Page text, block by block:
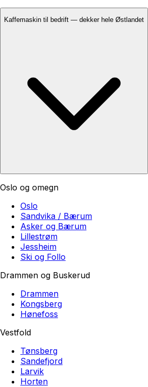
Kaffemaskin til bedrift — dekker hele Østlandet
Oslo og omegn
Oslo
Sandvika / Bærum
Asker og Bærum
Lillestrøm
Jessheim
Ski og Follo
Drammen og Buskerud
Drammen
Kongsberg
Hønefoss
Vestfold
Tønsberg
Sandefjord
Larvik
Horten